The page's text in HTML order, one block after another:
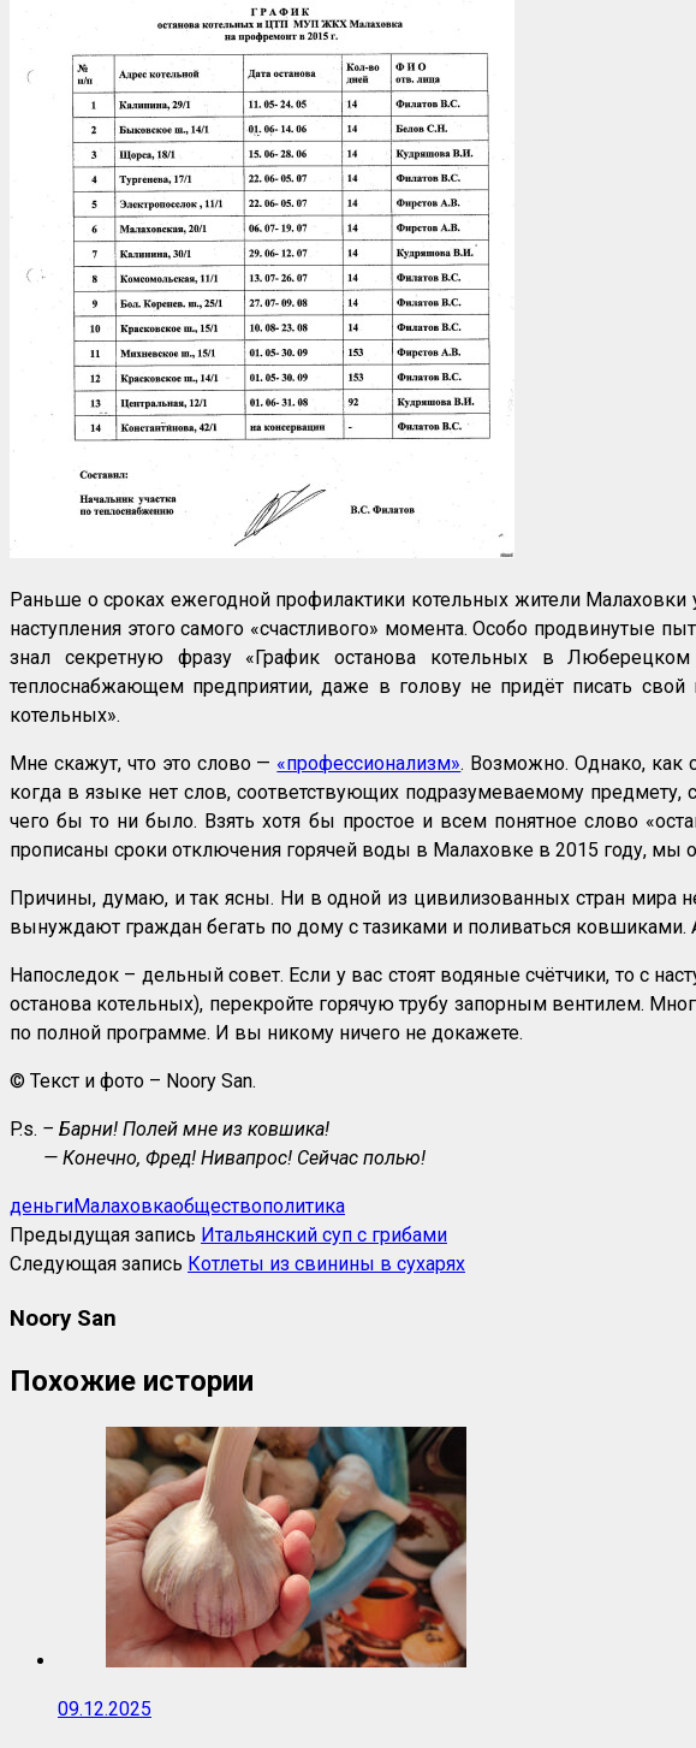
Раньше о сроках ежегодной профилактики котельных жители
наступления этого самого «счастливого» момента. Особо продвинутые
знал секретную фразу «График останова котельных в
теплоснабжающем предприятии, даже в голову не придёт писать
котельных».
Мне скажут, что это слово — «профессионализм». Возможно. Однако, как
когда в языке нет слов, соответствующих подразумеваемому предмету,
чего бы то ни было. Взять хотя бы простое и всем понятное слово
прописаны сроки отключения горячей воды в Малаховке в 2015 году, мы
Причины, думаю, и так ясны. Ни в одной из цивилизованных стран мира
вынуждают граждан бегать по дому с тазиками и поливаться
Напоследок – дельный совет. Если у вас стоят водяные счётчики, то с
останова котельных), перекройте горячую трубу запорным вентилем.
по полной программе. И вы никому ничего не докажете.
© Текст и фото – Noory San.
P.s. – Барни! Полей мне из ковшика!
— Конечно, Фред! Нивапрос! Сейчас полью!
деньгиМалаховкаобществополитика
Предыдущая запись Итальянский суп с грибами
Следующая запись Котлеты из свинины в сухарях
Noory San
Похожие истории
09.12.2025